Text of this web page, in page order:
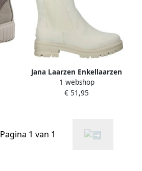
Jana Laarzen Enkellaarzen
1 webshop
€ 51,95
Pagina 1 van 1